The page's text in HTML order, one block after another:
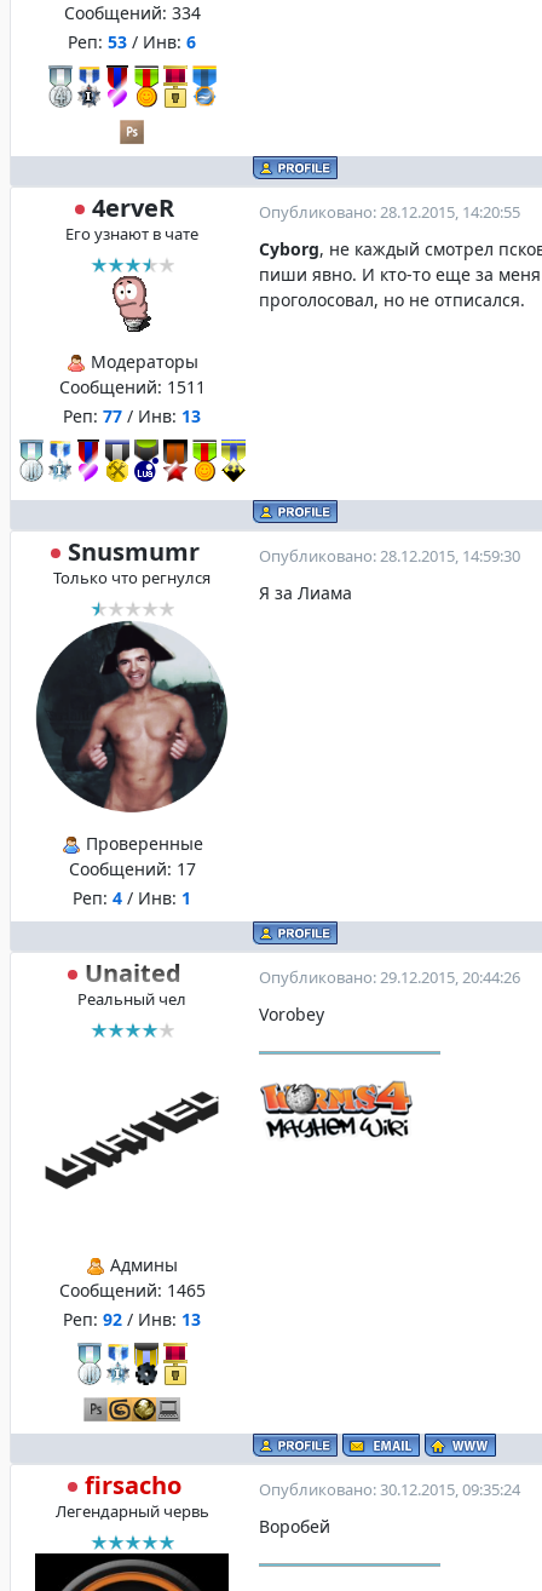
Сообщений: 334
Реп: 53 / Инв: 6
4erveR
Его узнают в чате
Модераторы
Сообщений: 1511
Реп: 77 / Инв: 13
Опубликовано: 28.12.2015, 14:20:55
Cyborg, не каждый смотрел
пиши явно. И кто-то еще за меня
проголосовал, но не отписался.
Snusmumr
Только что регнулся
Проверенные
Сообщений: 17
Реп: 4 / Инв: 1
Опубликовано: 28.12.2015, 14:59:30
Я за Лиама
Unaited
Реальный чел
Админы
Сообщений: 1465
Реп: 92 / Инв: 13
Опубликовано: 29.12.2015, 20:44:26
Vorobey
firsacho
Легендарный червь
Опубликовано: 30.12.2015, 09:35:24
Воробей